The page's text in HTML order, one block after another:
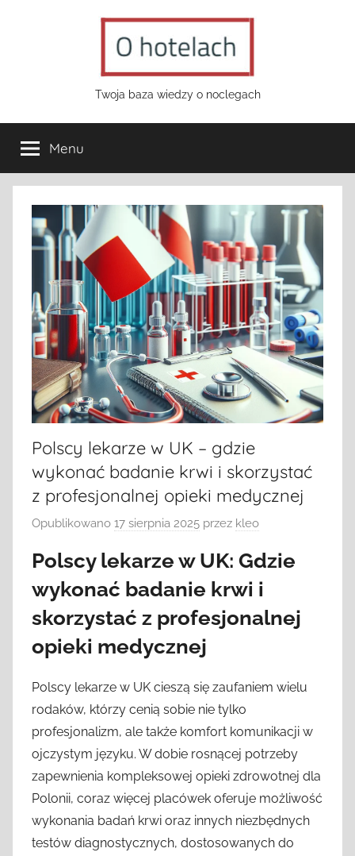
hotelach.pl
Twoja baza wiedzy o noclegach
Menu
Polscy lekarze w UK – gdzie
wykonać badanie krwi i skorzystać
z profesjonalnej opieki medycznej
Opublikowano 17 sierpnia 2025 przez kleo
Polscy lekarze w UK: Gdzie
wykonać badanie krwi i
skorzystać z profesjonalnej
opieki medycznej
Polscy lekarze w UK cieszą się zaufaniem wielu
rodaków, którzy cenią sobie nie tylko
profesjonalizm, ale także komfort komunikacji w
ojczystym języku. W dobie rosnącej potrzeby
zapewnienia kompleksowej opieki zdrowotnej dla
Polonii, coraz więcej placówek oferuje możliwość
wykonania badań krwi oraz innych niezbędnych
testów diagnostycznych, dostosowanych do